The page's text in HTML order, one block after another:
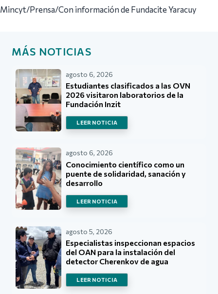
Mincyt/Prensa/Con información de Fundacite Yaracuy
MÁS NOTICIAS
agosto 6, 2026
Estudiantes clasificados a las OVN
2026 visitaron laboratorios de la
Fundación Inzit
LEER NOTICIA
agosto 6, 2026
Conocimiento científico como un
puente de solidaridad, sanación y
desarrollo
LEER NOTICIA
agosto 5, 2026
Especialistas inspeccionan espacios
del OAN para la instalación del
detector Cherenkov de agua
LEER NOTICIA